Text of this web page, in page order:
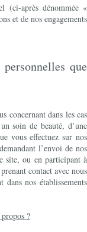
(ci-après dénommée «
et de nos engagements
que
concernant dans les cas
soin de beauté, d’une
vous effectuez sur nos
l’envoi de nos
site, ou en participant à
contact avec nous
nos établissements
?